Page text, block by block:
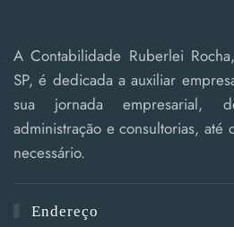
A Contabilidade Ruberlei
SP, é dedicada a auxiliar
sua jornada empresarial,
administração e consultorias, até
necessário.
Endereço